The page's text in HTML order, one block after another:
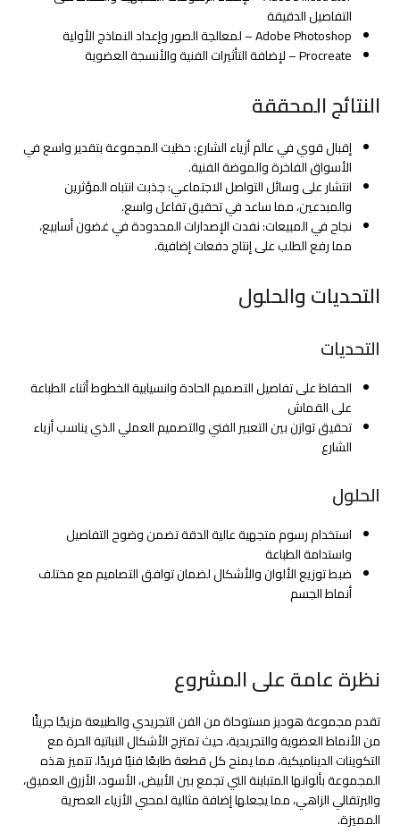
التفاصيل الدقيقة
Adobe Photoshop – لمعالجة الصور وإعداد النماذج الأولية
Procreate – لإضافة التأثيرات الفنية والأنسجة العضوية
النتائج المحققة
إقبال قوي في عالم أزياء الشارع: حظيت المجموعة بتقدير واسع في
الأسواق الفاخرة والموضة الفنية.
انتشار على وسائل التواصل الاجتماعي: جذبت انتباه المؤثرين
والمبدعين، مما ساعد في تحقيق تفاعل واسع.
نجاح في المبيعات: نفدت الإصدارات المحدودة في غضون أسابيع،
مما رفع الطلب على إنتاج دفعات إضافية.
التحديات والحلول
التحديات
الحفاظ على تفاصيل التصميم الحادة وانسيابية الخطوط أثناء الطباعة
على القماش
تحقيق توازن بين التعبير الفني والتصميم العملي الذي يناسب أزياء
الشارع
الحلول
استخدام رسوم متجهية عالية الدقة تضمن وضوح التفاصيل
واستدامة الطباعة
ضبط توزيع الألوان والأشكال لضمان توافق التصاميم مع مختلف
أنماط الجسم
نظرة عامة على المشروع
تقدم مجموعة هوديز مستوحاة من الفن التجريدي والطبيعة مزيجًا جريئًا
من الأنماط العضوية والتجريدية، حيث تمتزج الأشكال النباتية الحرة مع
التكوينات الديناميكية، مما يمنح كل قطعة طابعًا فنيًا فريدًا. تتميز هذه
المجموعة بألوانها المتباينة التي تجمع بين الأبيض، الأسود، الأزرق العميق،
والبرتقالي الزاهي، مما يجعلها إضافة مثالية لمحبي الأزياء العصرية
المميزة.